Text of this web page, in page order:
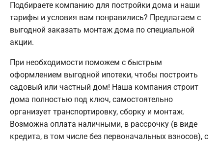
Подбираете компанию для постройки дома и наши
тарифы и условия вам понравились? Предлагаем с
выгодной заказать монтаж дома по специальной
акции.
При необходимости поможем с быстрым
оформлением выгодной ипотеки, чтобы построить
садовый или частный дом! Наша компания строит
дома полностью под ключ, самостоятельно
организует транспортировку, сборку и монтаж.
Возможна оплата наличными, в рассрочку (в виде
кредита, в том числе без первоначальных взносов), с